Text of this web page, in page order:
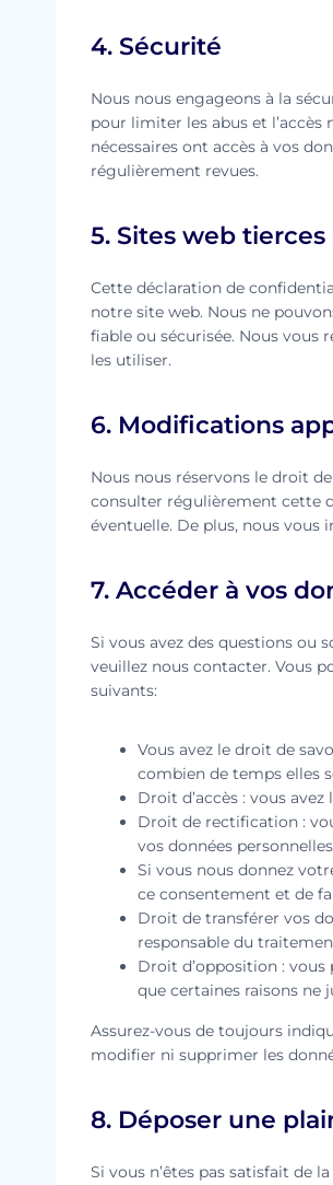
4. Sécurité
Nous nous engageons à la
pour limiter les abus et l’accès
nécessaires ont accès à vos
régulièrement revues.
5. Sites web
Cette déclaration de
notre site web. Nous ne
fiable ou sécurisée. Nous vous
les utiliser.
6. Modifications
Nous nous réservons le droit
consulter régulièrement cette
éventuelle. De plus, nous vous
7. Accéder à vos
Si vous avez des questions ou
veuillez nous contacter. Vous
suivants:
Vous avez le droit de
combien de temps elles
Droit d’accès : vous
Droit de rectification :
vos données
Si vous nous donnez
ce consentement et de
Droit de transférer vos
responsable du
Droit d’opposition :
que certaines raisons
Assurez-vous de toujours
modifier ni supprimer les
8. Déposer une
Si vous n’êtes pas satisfait de